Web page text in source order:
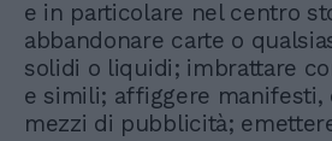
e in particolare nel centro
abbandonare carte o
solidi o liquidi; imbrattare
e simili; affiggere manifesti,
mezzi di pubblicità;